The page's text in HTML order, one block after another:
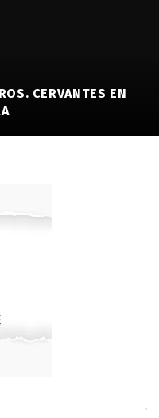
CERVANTES EN